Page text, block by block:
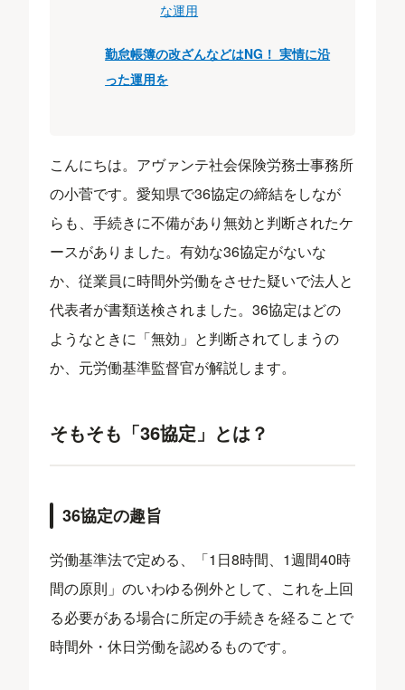
な運用
勤怠帳簿の改ざんなどはNG！ 実情に沿
った運用を
こんにちは。アヴァンテ社会保険労務士事務所
の小菅です。愛知県で36協定の締結をしなが
らも、手続きに不備があり無効と判断されたケ
ースがありました。有効な36協定がないな
か、従業員に時間外労働をさせた疑いで法人と
代表者が書類送検されました。36協定はどの
ようなときに「無効」と判断されてしまうの
か、元労働基準監督官が解説します。
そもそも「36協定」とは？
36協定の趣旨
労働基準法で定める、「1日8時間、1週間40時
間の原則」のいわゆる例外として、これを上回
る必要がある場合に所定の手続きを経ることで
時間外・休日労働を認めるものです。